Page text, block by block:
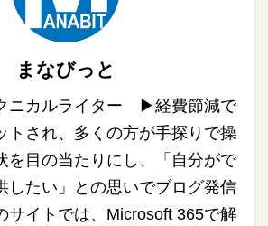
まなびっと
ニカルライター ▶︎経費節減で
トされ、多くの方が手探りで操
を目の当たりにし、「自分がで
したい」との思いでブログ発信
イトでは、Microsoft 365で解